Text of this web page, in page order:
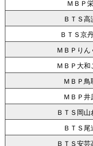
ＭＢＰ
ＢＴＳ高
ＢＴＳ京
ＭＢＰりん
ＭＢＰ大和
ＭＢＰ鳥
ＭＢＰ井
ＢＴＳ岡山
ＢＴＳ尾
ＢＴＳ安芸